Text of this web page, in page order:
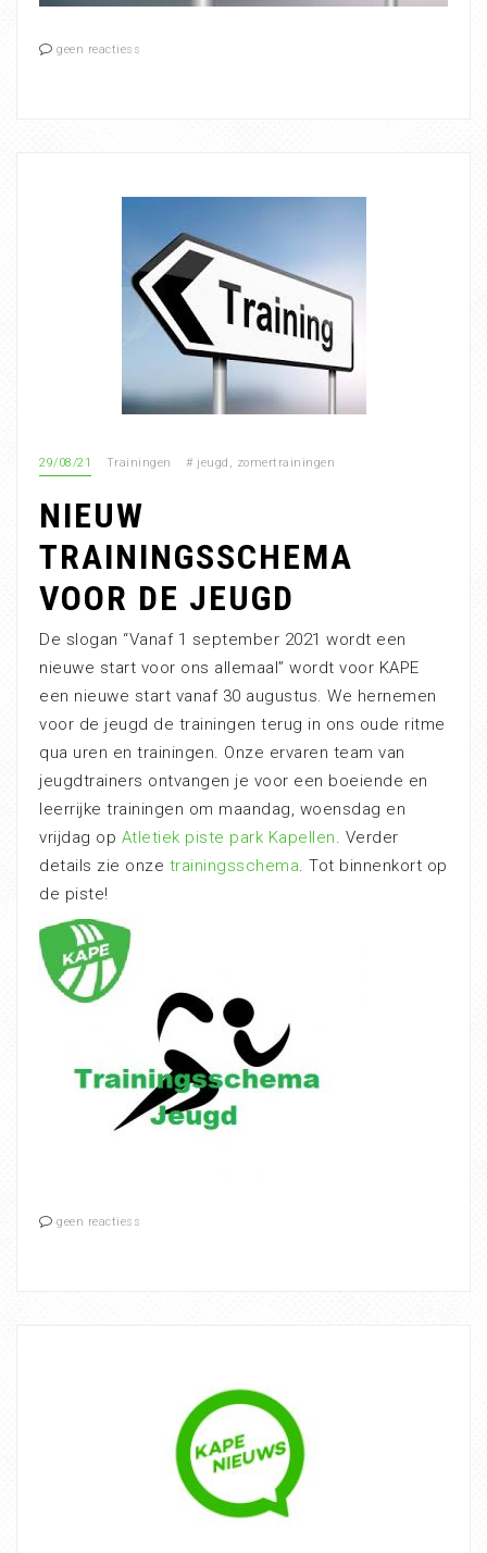
geen reactiess
29/08/21 Trainingen # jeugd , zomertrainingen
NIEUW
TRAININGSSCHEMA
VOOR DE JEUGD
De slogan “Vanaf 1 september 2021 wordt een
nieuwe start voor ons allemaal” wordt voor KAPE
een nieuwe start vanaf 30 augustus. We hernemen
voor de jeugd de trainingen terug in ons oude ritme
qua uren en trainingen. Onze ervaren team van
jeugdtrainers ontvangen je voor een boeiende en
leerrijke trainingen om maandag, woensdag en
vrijdag op Atletiek piste park Kapellen. Verder
details zie onze trainingsschema. Tot binnenkort op
de piste!
geen reactiess